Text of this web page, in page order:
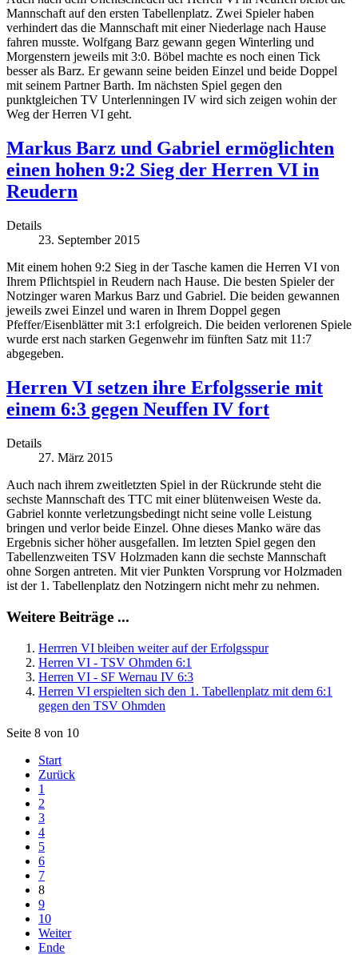
Mannschaft auf den ersten Tabellenplatz. Zwei Spieler haben
verhindert das die Mannschaft mit einer Niederlage nach Hause
fahren musste. Wolfgang Barz gewann gegen Winterling und
Morgenstern jeweils mit 3:0. Böbel machte es noch einen Tick
besser als Barz. Er gewann seine beiden Einzel und beide Doppel
mit seinem Partner Barth. Im nächsten Spiel gegen den
punktgleichen TV Unterlenningen IV wird sich zeigen wohin der
Weg der Herren VI geht.
Markus Barz und Gabriel ermöglichten
einen hohen 9:2 Sieg der Herren VI in
Reudern
Details
23. September 2015
Mit einem hohen 9:2 Sieg in der Tasche kamen die Herren VI von
Ihrem Pflichtspiel in Reudern nach Hause. Die besten Spieler der
Notzinger waren Markus Barz und Gabriel. Die beiden gewannen
jeweils zwei Einzel und waren in Ihrem Doppel gegen
Pfeffer/Eisenblätter mit 3:1 erfolgreich. Die beiden verlorenen Spiele
wurde erst nach starken Gegenwehr im fünften Satz mit 11:7
abgegeben.
Herren VI setzen ihre Erfolgsserie mit
einem 6:3 gegen Neuffen IV fort
Details
27. März 2015
Auch nach ihrem zweitletzten Spiel in der Rückrunde steht die
sechste Mannschaft des TTC mit einer blütenweisen Weste da.
Gabriel konnte verletzungsbedingt nicht seine volle Leistung
bringen und verlor beide Einzel. Ohne dieses Manko wäre das
Ergebnis sicher höher ausgefallen. Im letzten Spiel gegen den
Tabellenzweiten TSV Holzmaden kann die sechste Mannschaft
ohne Sorgen antreten. Mit vier Punkten Vorsprung vor Holzmaden
ist der 1. Tabellenplatz den Notzingern nicht mehr zu nehmen.
Weitere Beiträge ...
Herrren VI bleiben weiter auf der Erfolgsspur
Herren VI - TSV Ohmden 6:1
Herren VI - SF Wernau IV 6:3
Herren VI erspielten sich den 1. Tabellenplatz mit dem 6:1
gegen den TSV Ohmden
Seite 8 von 10
Start
Zurück
1
2
3
4
5
6
7
8
9
10
Weiter
Ende